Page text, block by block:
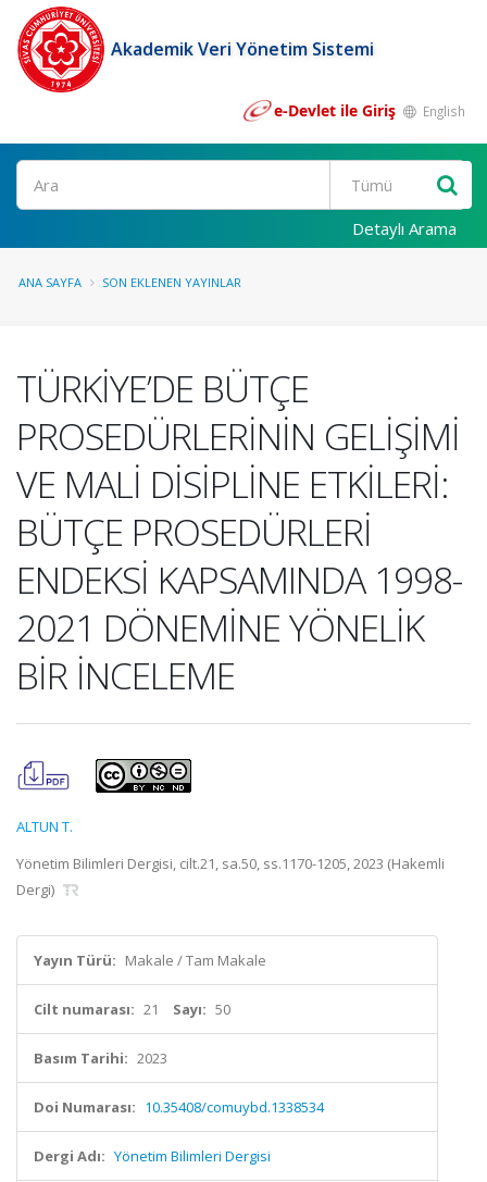
Akademik Veri Yönetim Sistemi
e-Devlet ile Giriş English
Ara
Detaylı Arama
ANA SAYFA SON EKLENEN YAYINLAR
TÜRKİYE’DE BÜTÇE
PROSEDÜRLERİNİN GELİŞİMİ
VE MALİ DİSİPLİNE ETKİLERİ:
BÜTÇE PROSEDÜRLERİ
ENDEKSİ KAPSAMINDA 1998-
2021 DÖNEMİNE YÖNELİK
BİR İNCELEME
ALTUN T.
Yönetim Bilimleri Dergisi, cilt.21, sa.50, ss.1170-1205, 2023 (Hakemli
Dergi)
Yayın Türü: Makale / Tam Makale
Cilt numarası: 21 Sayı: 50
Basım Tarihi: 2023
Doi Numarası: 10.35408/comuybd.1338534
Dergi Adı: Yönetim Bilimleri Dergisi